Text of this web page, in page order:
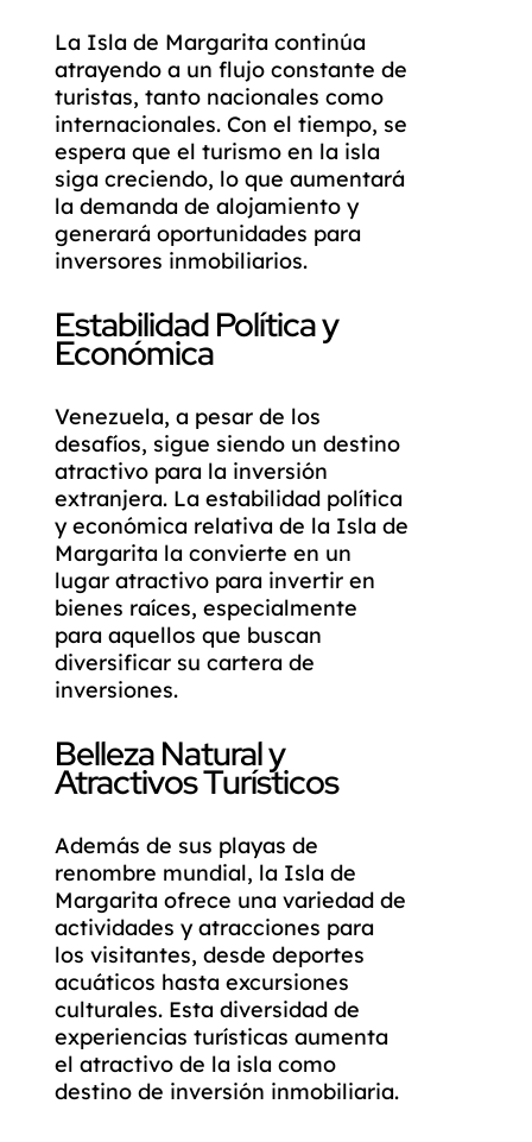
La Isla de Margarita continúa
atrayendo a un flujo constante de
turistas, tanto nacionales como
internacionales. Con el tiempo, se
espera que el turismo en la isla
siga creciendo, lo que aumentará
la demanda de alojamiento y
generará oportunidades para
inversores inmobiliarios.
Estabilidad Política y
Económica
Venezuela, a pesar de los
desafíos, sigue siendo un destino
atractivo para la inversión
extranjera. La estabilidad política
y económica relativa de la Isla de
Margarita la convierte en un
lugar atractivo para invertir en
bienes raíces, especialmente
para aquellos que buscan
diversificar su cartera de
inversiones.
Belleza Natural y
Atractivos Turísticos
Además de sus playas de
renombre mundial, la Isla de
Margarita ofrece una variedad de
actividades y atracciones para
los visitantes, desde deportes
acuáticos hasta excursiones
culturales. Esta diversidad de
experiencias turísticas aumenta
el atractivo de la isla como
destino de inversión inmobiliaria.